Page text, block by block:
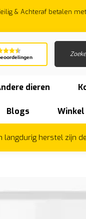
& Achteraf betalen
dieren
Blogs Winkel
langdurig herstel zijn